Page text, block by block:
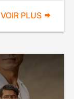
VOIR PLUS